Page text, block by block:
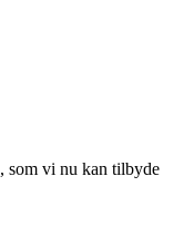
, som vi nu kan tilbyde